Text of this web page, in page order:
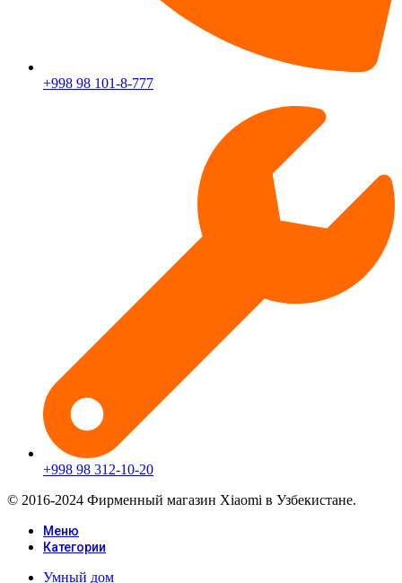
+998 98 101-8-777
+998 98 312-10-20
© 2016-2024 Фирменный магазин Xiaomi в Узбекистане.
Меню
Категории
Умный дом